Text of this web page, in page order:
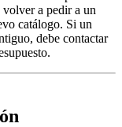
a pedir a un
catálogo. Si un
debe contactar